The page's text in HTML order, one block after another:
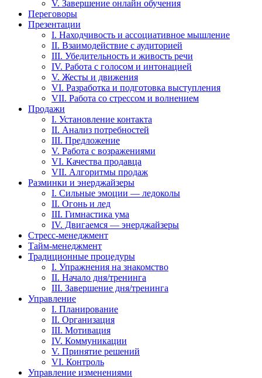
V. Завершение онлайн обучения
Переговоры
Презентации
I. Находчивость и ассоциативное мышление
II. Взаимодействие с аудиторией
III. Убедительность и живость речи
IV. Работа с голосом и интонацией
V. Жесты и движения
VI. Разработка и подготовка выступления
VII. Работа со стрессом и волнением
Продажи
I. Установление контакта
II. Анализ потребностей
III. Предложение
V. Работа с возражениями
VI. Качества продавца
VII. Алгоритмы продаж
Разминки и энерджайзеры
I. Сильные эмоции — ледоколы
II. Огонь и лед
III. Гимнастика ума
IV. Двигаемся — энерджайзеры
Стресс-менеджмент
Тайм-менеджмент
Традиционные процедуры
I. Упражнения на знакомство
II. Начало дня/тренинга
III. Завершение дня/тренинга
Управление
I. Планирование
II. Организация
III. Мотивация
IV. Коммуникации
V. Принятие решений
VI. Контроль
Управление изменениями